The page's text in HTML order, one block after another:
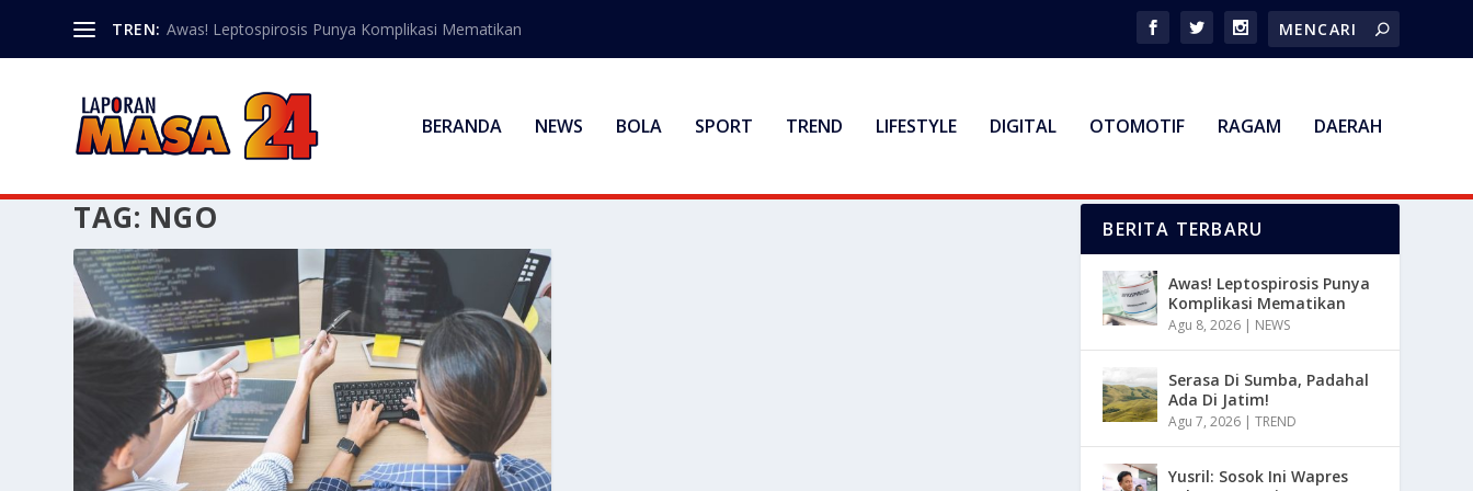
TREN: Awas! Leptospirosis Punya Komplikasi Mematikan
BERANDA NEWS BOLA SPORT TREND LIFESTYLE DIGITAL OTOMOTIF RAGAM DAERAH
TAG: NGO BERITA TERBARU
Awas! Leptospirosis Punya
Komplikasi Mematikan
Agu 8, 2026 | NEWS
Serasa Di Sumba, Padahal
Ada Di Jatim!
Agu 7, 2026 |TREND
Yusril: Sosok Ini Wapres